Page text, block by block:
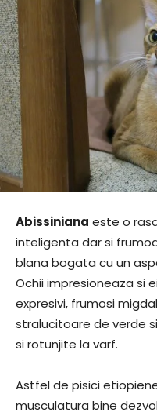
Abissiniana este o
inteligenta dar si
blana bogata cu un
Ochii impresioneaza si
expresivi, frumosi
stralucitoare de verde
si rotunjite la varf.
Astfel de pisici
musculatura bine